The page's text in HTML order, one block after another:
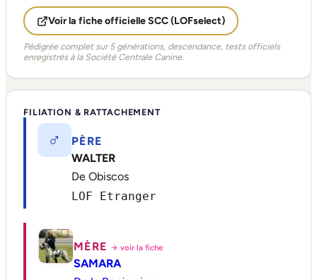
Voir la fiche officielle SCC (LOFselect)
Pédigrée complet sur 5 générations, descendance, tests officiels
enregistrés à la Société Centrale Canine.
FILIATION & RATTACHEMENT
♂
PÈRE
WALTER
De Obiscos
LOF Etranger
MÈRE → voir la fiche
SAMARA